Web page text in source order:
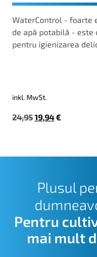
WaterControl - foarte
de apă potabilă - este
pentru igienizarea
inkl. MwSt.
24,95Prețul
24,95€.
19,94Prețul
€
Plusul
Pentru
mai mult